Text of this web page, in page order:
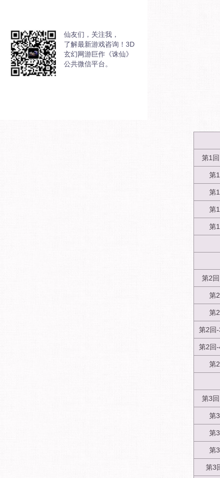
仙友们，关注我，
了解最新游戏咨询！3D
玄幻网游巨作《诛仙》
公共微信平台。
第1
第
第
第
第
第2
第
第
第2回
第2回
第
第3
第
第
第
第3